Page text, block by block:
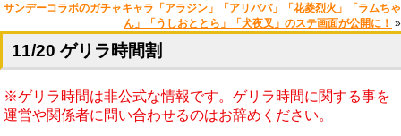
サンデーコラボのガチャキャラ「アラジン」「アリババ」「花菱烈火」「ラムちゃ
ん」「うしおととら」「犬夜叉」のステ画面が公開に！ »
11/20 ゲリラ時間割
※ゲリラ時間は非公式な情報です。ゲリラ時間に関する事を
運営や関係者に問い合わせるのはお辞めください。